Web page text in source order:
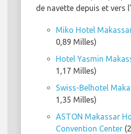
de navette depuis et vers
Miko Hotel
0,89 Milles)
Hotel Yasmin
1,17 Milles)
Swiss-Belhotel
1,35 Milles)
ASTON Makassar
Convention Center